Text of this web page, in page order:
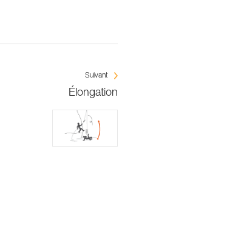
Suivant
Élongation